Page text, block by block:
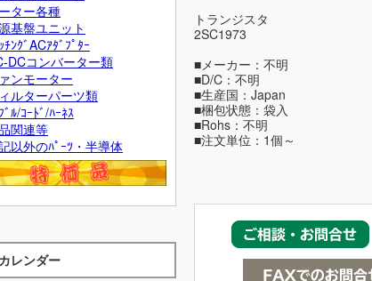
ター各種
基盤ユニット
ﾁﾝｸﾞACｱﾀﾞﾌﾟﾀｰ
DCコンバーター類
ンモーター
ルターパーツ類
ﾞﾙ/ｺｰﾄﾞ/ﾊｰﾈｽ
関連等
以外のﾊﾟｰﾂ・半導体
レンダー
トランジスタ
2SC1973
■メーカー：不明
■D/C：不明
■生産国：Japan
■梱包状態：袋入
■Rohs：不明
■注文単位：1個～